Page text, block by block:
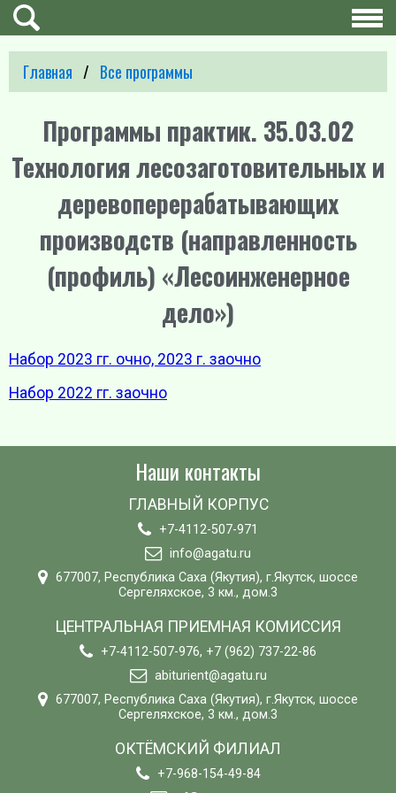
Главная Все программы
Программы практик. 35.03.02
Технология лесозаготовительных и
деревоперерабатывающих
производств (направленность
(профиль) «Лесоинженерное
дело»)
Набор 2023 гг. очно, 2023 г. заочно
Набор 2022 гг. заочно
Наши контакты
ГЛАВНЫЙ КОРПУС
+7-4112-507-971
info@agatu.ru
677007, Республика Саха (Якутия), г.Якутск, шоссе
Сергеляхское, 3 км., дом.3
ЦЕНТРАЛЬНАЯ ПРИЕМНАЯ КОМИССИЯ
+7-4112-507-976, +7 (962) 737-22-86
abiturient@agatu.ru
677007, Республика Саха (Якутия), г.Якутск, шоссе
Сергеляхское, 3 км., дом.3
ОКТЁМСКИЙ ФИЛИАЛ
+7-968-154-49-84